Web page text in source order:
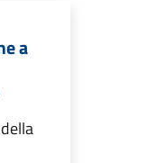
a